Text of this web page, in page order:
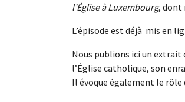
l’Église à Luxembourg, dont
L’épisode est déjà mis en
Nous publions ici un extrait
l’Église catholique, son
Il évoque également le rôle